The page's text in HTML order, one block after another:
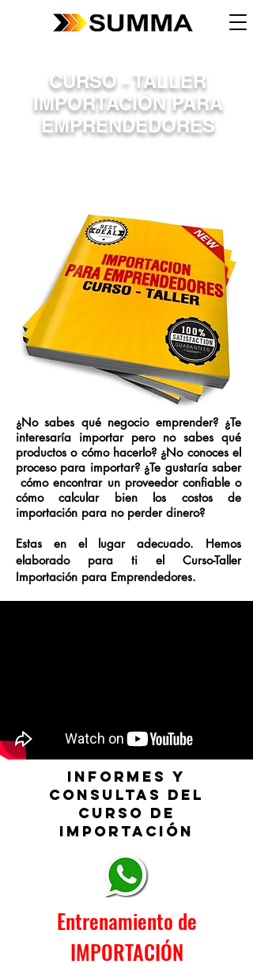
CURSO - TALLER
IMPORTACIÓN PARA
EMPRENDEDORES
¿No sabes qué negocio emprender? ¿Te
interesaría importar pero no sabes qué
productos o cómo hacerlo? ¿No conoces el
proceso para importar? ¿Te gustaría saber
cómo encontrar un proveedor confiable o
cómo calcular bien los costos de
importación para no perder dinero?
Estas en el lugar adecuado. Hemos
elaborado para ti el Curso-Taller
Importación para Emprendedores.
INFORMES Y
CONSULTAS DEL
CURSO DE
IMPORTACIÓN
Entrenamiento de
IMPORTACIÓN